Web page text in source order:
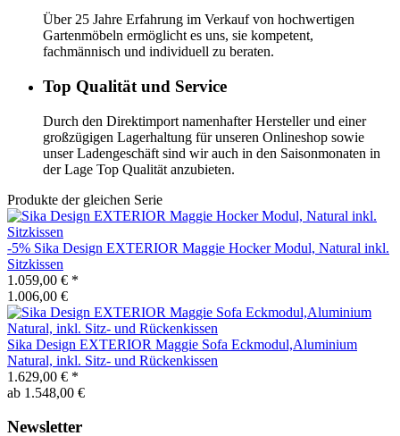
Über 25 Jahre Erfahrung im Verkauf von hochwertigen
Gartenmöbeln ermöglicht es uns, sie kompetent,
fachmännisch und individuell zu beraten.
Top Qualität und Service
Durch den Direktimport namenhafter Hersteller und einer
großzügigen Lagerhaltung für unseren Onlineshop sowie
unser Ladengeschäft sind wir auch in den Saisonmonaten in
der Lage Top Qualität anzubieten.
Produkte der gleichen Serie
-5% Sika Design EXTERIOR Maggie Hocker Modul, Natural inkl.
Sitzkissen
1.059,00 € *
1.006,00 €
Sika Design EXTERIOR Maggie Sofa Eckmodul,Aluminium
Natural, inkl. Sitz- und Rückenkissen
1.629,00 € *
ab 1.548,00 €
Newsletter